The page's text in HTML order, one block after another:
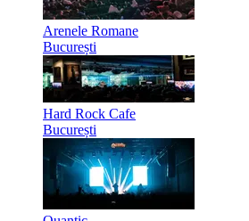
Arenele Romane
București
Hard Rock Cafe
București